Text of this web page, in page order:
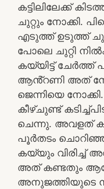
കട്ടിലിലേക്ക്
ചുറ്റും നോക്കി.
എടുത്ത് ഉടുത്ത്
പോലെ ചുറ്റി
കയ്യിട്ട് ചേർത്ത്
ആൻ്റണി അത്
ജെന്നിയെ
കീഴ്ചുണ്ട്
ചെന്നു. അവളത്
പൂർതടം
കയ്യും വിരിച്ച്
അത് കണ്ടതും
അനുജത്തിയുടെ